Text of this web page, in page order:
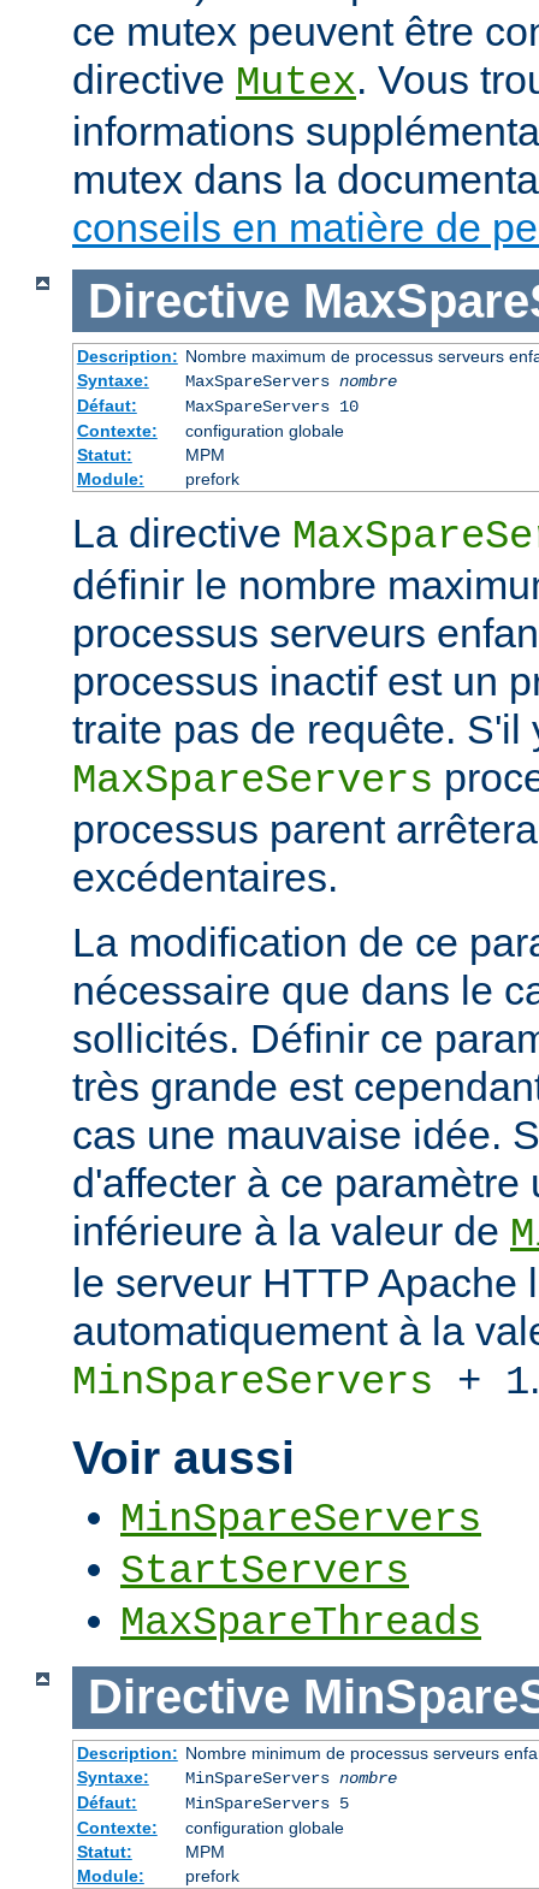
ce mutex peuvent être
directive Mutex. Vous
informations
mutex dans la
conseils en matière de
Directive
Description: Nombre maximum de processus serveurs
Syntaxe:
MaxSpareServers nombre
Défaut:
MaxSpareServers 10
Contexte:
configuration globale
Statut:
MPM
Module:
prefork
La directive
définir le nombre
processus serveurs
processus inactif est un
traite pas de requête. S'il
MaxSpareServers
processus parent
excédentaires.
La modification de ce
nécessaire que dans le
sollicités. Définir ce
très grande est
cas une mauvaise idée.
d'affecter à ce
inférieure à la valeur de
le serveur HTTP Apache
automatiquement à la
MinSpareServers + 1.
Voir aussi
MinSpareServers
StartServers
MaxSpareThreads
Directive
Description: Nombre minimum de processus serveurs
Syntaxe:
MinSpareServers nombre
Défaut:
MinSpareServers 5
Contexte:
configuration globale
Statut:
MPM
Module:
prefork